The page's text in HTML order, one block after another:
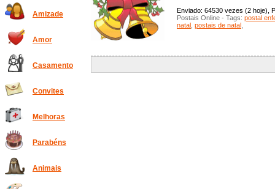
Amizade
Amor
Casamento
Convites
Melhoras
Parabéns
Animais
Enviado: 64530 vezes (2 hoje),
Postais Online - Tags: postal
natal postais de natal